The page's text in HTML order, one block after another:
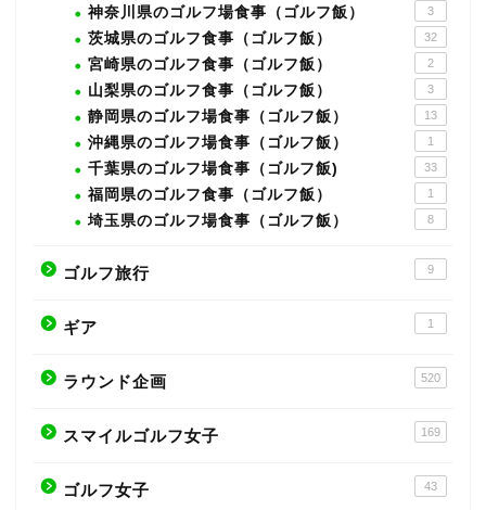
神奈川県のゴルフ場食事（ゴルフ飯） 3
茨城県のゴルフ食事（ゴルフ飯） 32
宮崎県のゴルフ食事（ゴルフ飯） 2
山梨県のゴルフ食事（ゴルフ飯） 3
静岡県のゴルフ場食事（ゴルフ飯） 13
沖縄県のゴルフ場食事（ゴルフ飯） 1
千葉県のゴルフ場食事（ゴルフ飯) 33
福岡県のゴルフ食事（ゴルフ飯） 1
埼玉県のゴルフ場食事（ゴルフ飯） 8
ゴルフ旅行 9
ギア 1
ラウンド企画 520
スマイルゴルフ女子 169
ゴルフ女子 43